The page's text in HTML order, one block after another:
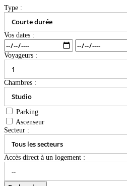
Type :
Vos dates :
Voyageurs :
Chambres :
Parking
Ascenseur
Secteur :
Accès direct à un logement :